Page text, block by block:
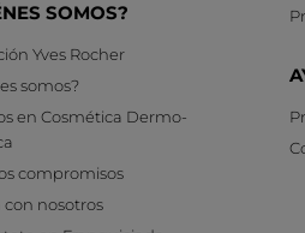
SOMOS?
Yves Rocher
somos?
en Cosmética Dermo-
compromisos
con nosotros